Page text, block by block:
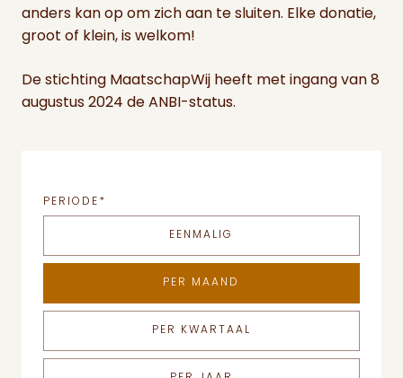
anders kan op om zich aan te sluiten. Elke donatie,
groot of klein, is welkom!
De stichting MaatschapWij heeft met ingang van 8
augustus 2024 de ANBI-status.
PERIODE *
EENMALIG
PER MAAND
PER KWARTAAL